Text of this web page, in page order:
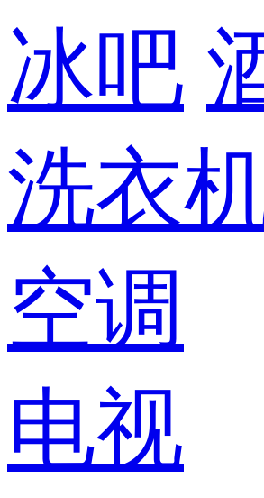
冰吧
洗衣
空调
电视